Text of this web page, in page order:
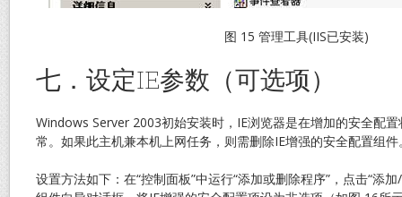
图 15 管理工具(IIS已安装)
七．设定IE参数（可选项）
Windows Server 2003初始安装时，IE浏览器是在增加的安全配
常。如果此主机兼本机上网任务，则需删除IE增强的安全配置组
设置方法如下：在“控制面板”中运行“添加或删除程序”，点击“添